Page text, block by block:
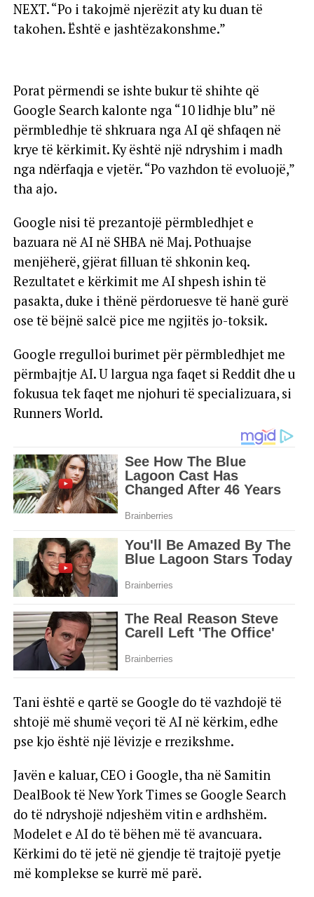
NEXT. “Po i takojmë njerëzit aty ku duan të
takohen. Është e jashtëzakonshme.”
Porat përmendi se ishte bukur të shihte që
Google Search kalonte nga “10 lidhje blu” në
përmbledhje të shkruara nga AI që shfaqen në
krye të kërkimit. Ky është një ndryshim i madh
nga ndërfaqja e vjetër. “Po vazhdon të evoluojë,”
tha ajo.
Google nisi të prezantojë përmbledhjet e
bazuara në AI në SHBA në Maj. Pothuajse
menjëherë, gjërat filluan të shkonin keq.
Rezultatet e kërkimit me AI shpesh ishin të
pasakta, duke i thënë përdoruesve të hanë gurë
ose të bëjnë salcë pice me ngjitës jo-toksik.
Google rregulloi burimet për përmbledhjet me
përmbajtje AI. U largua nga faqet si Reddit dhe u
fokusua tek faqet me njohuri të specializuara, si
Runners World.
Tani është e qartë se Google do të vazhdojë të
shtojë më shumë veçori të AI në kërkim, edhe
pse kjo është një lëvizje e rrezikshme.
Javën e kaluar, CEO i Google, tha në Samitin
DealBook të New York Times se Google Search
do të ndryshojë ndjeshëm vitin e ardhshëm.
Modelet e AI do të bëhen më të avancuara.
Kërkimi do të jetë në gjendje të trajtojë pyetje
më komplekse se kurrë më parë.